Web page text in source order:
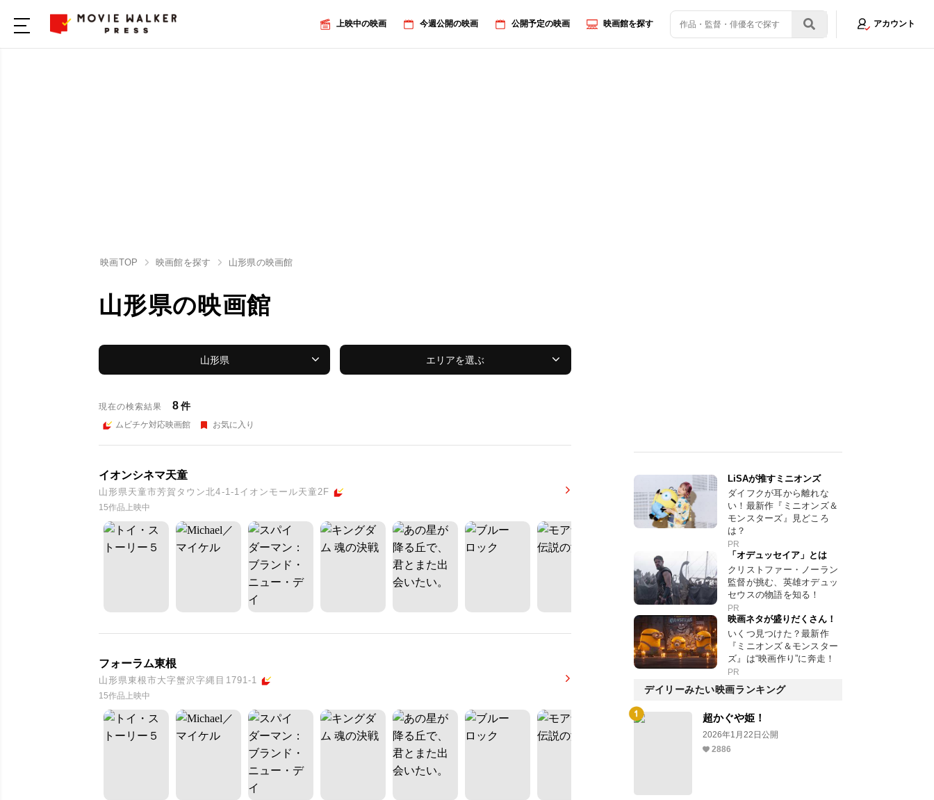
上映中の映画 今週公開の映画 公開予定の映画 映画館を探す アカウント
映画TOP 映画館を探す 山形県の映画館
山形県の映画館
山形県 エリアを選ぶ
現在の検索結果 8件
ムビチケ対応映画館 お気に入り
イオンシネマ天童
山形県天童市芳賀タウン北4-1-1イオンモール天童2F
15作品上映中
フォーラム東根
山形県東根市大字蟹沢字縄目1791-1
15作品上映中
LiSAが推すミニオンズ
ダイフクが耳から離れな
い！最新作『ミニオンズ＆
モンスターズ』見どころ
は？
PR
「オデュッセイア」とは
クリストファー・ノーラン
監督が挑む、英雄オデュッ
セウスの物語を知る！
PR
映画ネタが盛りだくさん！
いくつ見つけた？最新作
『ミニオンズ＆モンスター
ズ』は“映画作り”に奔走！
PR
デイリーみたい映画ランキング
超かぐや姫！
2026年1月22日公開
2886